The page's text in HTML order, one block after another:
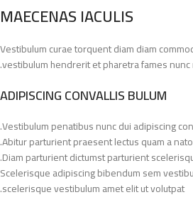
MAECENAS IACULIS
Vestibulum curae torquent diam diam
vestibulum hendrerit et pharetra fames nunc
ADIPISCING CONVALLIS BULUM
Vestibulum penatibus nunc dui adipiscing
Abitur parturient praesent lectus quam a
Diam parturient dictumst parturient
Scelerisque adipiscing bibendum sem
scelerisque vestibulum amet elit ut volutpat.